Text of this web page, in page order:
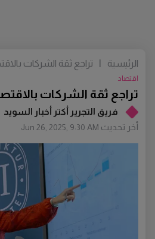
فريق التجرير أكتر أخبار السويد
أخر تحديث Jun 26, 2025, 9:30 AM
تراجع ثقة الشركات
اقتصاد
الرئيسية | تراجع ثقة الشركات